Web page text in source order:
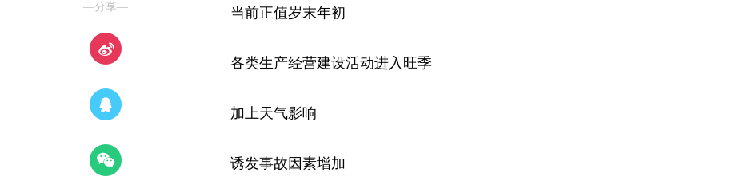
—分享— 当前正值岁末年初
各类生产经营建设活动进入旺季
加上天气影响
诱发事故因素增加